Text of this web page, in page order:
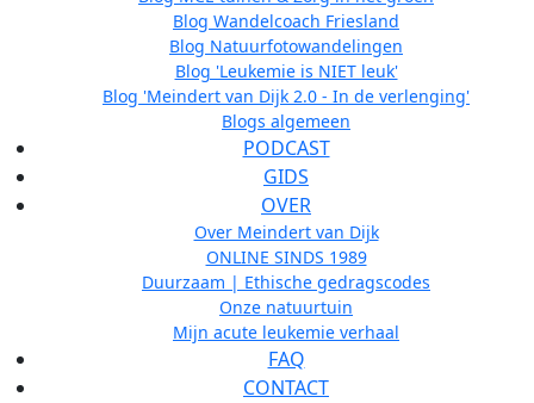
Blog Wandelcoach Friesland
Blog Natuurfotowandelingen
Blog 'Leukemie is NIET leuk'
Blog 'Meindert van Dijk 2.0 - In de verlenging'
Blogs algemeen
PODCAST
GIDS
OVER
Over Meindert van Dijk
ONLINE SINDS 1989
Duurzaam | Ethische gedragscodes
Onze natuurtuin
Mijn acute leukemie verhaal
FAQ
CONTACT